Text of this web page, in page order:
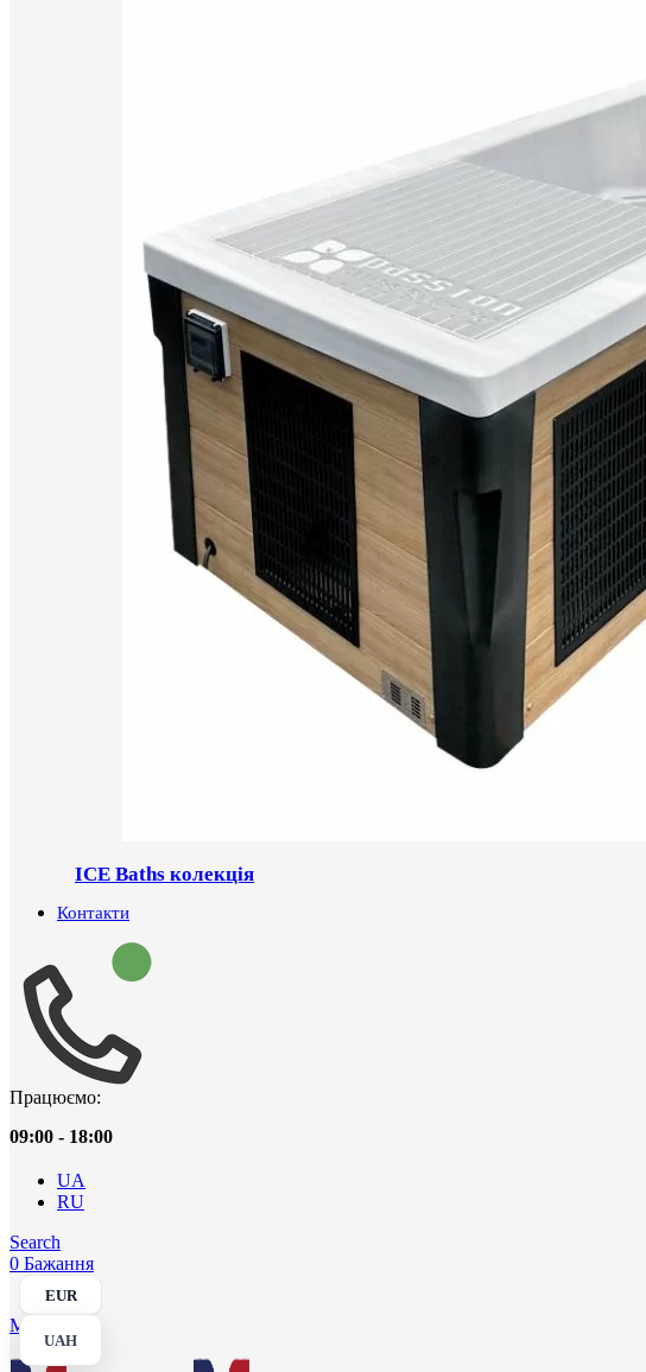
ICE Baths колекція
Контакти
Працюємо:
09:00 - 18:00
UA
RU
Search
0 Бажання
EUR
UAH
Menu